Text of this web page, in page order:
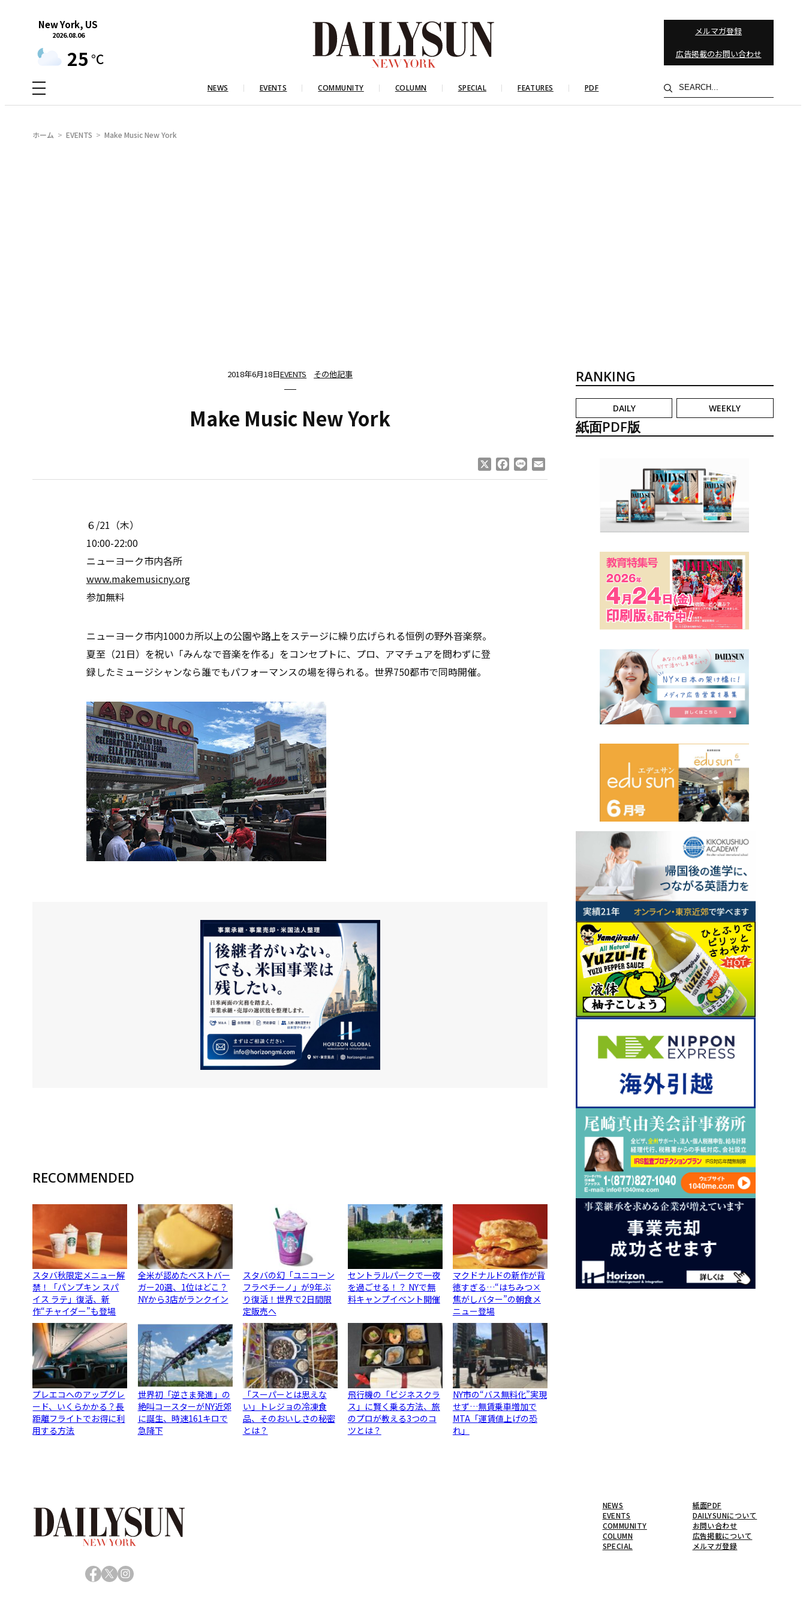
New York, US
2026.08.06
25 °C
メルマガ登録
広告掲載のお問い合わせ
NEWS EVENTS COMMUNITY COLUMN SPECIAL FEATURES PDF
検
索
ホーム EVENTS Make Music New York
2018年6月18日EVENTS その他記事
Make Music New York
Facebook
Line
６/21（木）
10:00-22:00
ニューヨーク市内各所
www.makemusicny.org
参加無料
ニューヨーク市内1000カ所以上の公園や路上をステージに繰り広げられる恒例の野外音楽祭。
夏至（21日）を祝い「みんなで音楽を作る」をコンセプトに、プロ、アマチュアを問わずに登
録したミュージシャンなら誰でもパフォーマンスの場を得られる。世界750都市で同時開催。
RECOMMENDED
スタバ秋限定メニュー解
禁！「パンプキン スパ
イス ラテ」復活、新
作“チャイダー”も登場
全米が認めたベストバー
ガー20選、1位はどこ？
NYから3店がランクイン
スタバの幻「ユニコーン
フラペチーノ」が9年ぶ
り復活！世界で2日間限
定販売へ
セントラルパークで一夜
を過ごせる！？ NYで無
料キャンプイベント開催
マクドナルドの新作が背
徳すぎる…“はちみつ×
焦がしバター”の朝食メ
ニュー登場
プレエコへのアップグレ
ード、いくらかかる？長
距離フライトでお得に利
用する方法
世界初「逆さま発進」の
絶叫コースターがNY近郊
に誕生、時速161キロで
急降下
「スーパーとは思えな
い」トレジョの冷凍食
品、そのおいしさの秘密
とは？
飛行機の「ビジネスクラ
ス」に賢く乗る方法、旅
のプロが教える3つのコ
ツとは？
NY市の“バス無料化”実現
せず…無賃乗車増加で
MTA「運賃値上げの恐
れ」
RANKING
DAILY WEEKLY
紙面PDF版
Facebook
X Instagram
NEWS
EVENTS
COMMUNITY
COLUMN
SPECIAL
紙面PDF
DAILYSUNについて
お問い合わせ
広告掲載について
メルマガ登録